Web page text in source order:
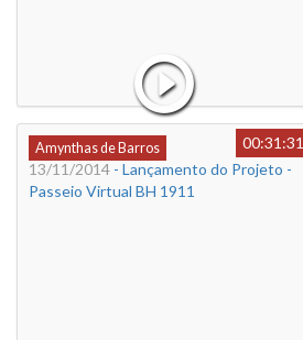
Amynthas de Barros
00:31:31
13/11/2014 - Lançamento do Projeto -
Passeio Virtual BH 1911